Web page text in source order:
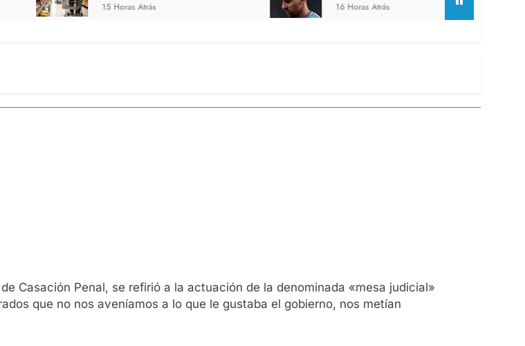
15 Horas Atrás 16 Horas Atrás
Casación Penal, se refirió a la actuación de la denominada «mesa judicial»
que no nos aveníamos a lo que le gustaba el gobierno, nos metían